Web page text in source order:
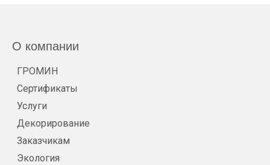
О компании
ГРОМИН
Сертификаты
Услуги
Декорирование
Заказчикам
Экология